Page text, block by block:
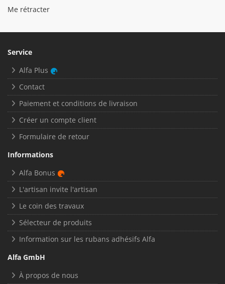
Me rétracter
Service
Alfa Plus
Contact
Paiement et conditions de livraison
Créer un compte client
Formulaire de retour
Informations
Alfa Bonus
L'artisan invite l'artisan
Le coin des travaux
Sélecteur de produits
Information sur les rubans adhésifs Alfa
Alfa GmbH
À propos de nous